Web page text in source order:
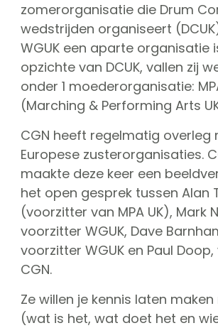
zomerorganisatie die Drum
wedstrijden organiseert
WGUK een aparte organisatie
opzichte van DCUK, vallen zij
onder 1 moederorganisatie:
(Marching & Performing Arts
CGN heeft regelmatig overleg
Europese zusterorganisaties.
maakte deze keer een
het open gesprek tussen Alan
(voorzitter van MPA UK), Mark
voorzitter WGUK, Dave
voorzitter WGUK en Paul
CGN.
Ze willen je kennis laten maken
(wat is het, wat doet het en